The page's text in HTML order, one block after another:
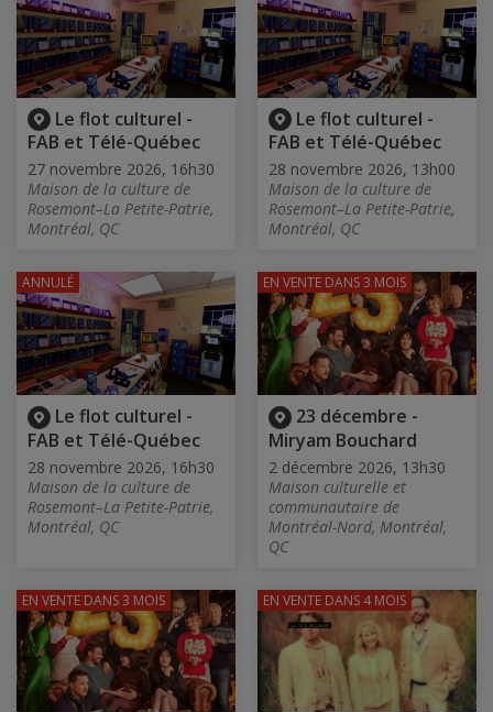
Le flot culturel -
FAB et Télé-Québec
27 novembre 2026, 16h30
Maison de la culture de
Rosemont–La Petite-Patrie,
Montréal, QC
Le flot culturel -
FAB et Télé-Québec
28 novembre 2026, 13h00
Maison de la culture de
Rosemont–La Petite-Patrie,
Montréal, QC
Le flot culturel -
FAB et Télé-Québec
28 novembre 2026, 16h30
Maison de la culture de
Rosemont–La Petite-Patrie,
Montréal, QC
ANNULÉ
23 décembre -
Miryam Bouchard
2 décembre 2026, 13h30
Maison culturelle et
communautaire de
Montréal-Nord, Montréal,
QC
EN VENTE DANS 3 MOIS
EN VENTE DANS 3 MOIS EN VENTE DANS 4 MOIS